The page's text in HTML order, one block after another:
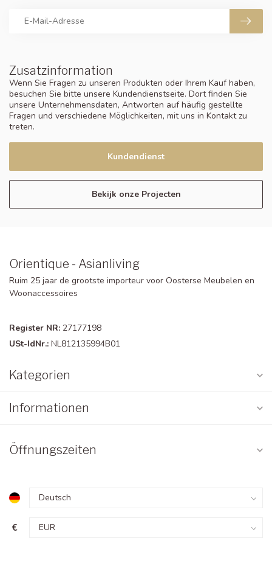
Zusatzinformation
Wenn Sie Fragen zu unseren Produkten oder Ihrem Kauf haben,
besuchen Sie bitte unsere Kundendienstseite. Dort finden Sie
unsere Unternehmensdaten, Antworten auf häufig gestellte
Fragen und verschiedene Möglichkeiten, mit uns in Kontakt zu
treten.
Kundendienst
Bekijk onze Projecten
Orientique - Asianliving
Ruim 25 jaar de grootste importeur voor Oosterse Meubelen en
Woonaccessoires
Register NR: 27177198
USt-IdNr.: NL812135994B01
Kategorien
Informationen
Öffnungszeiten
€